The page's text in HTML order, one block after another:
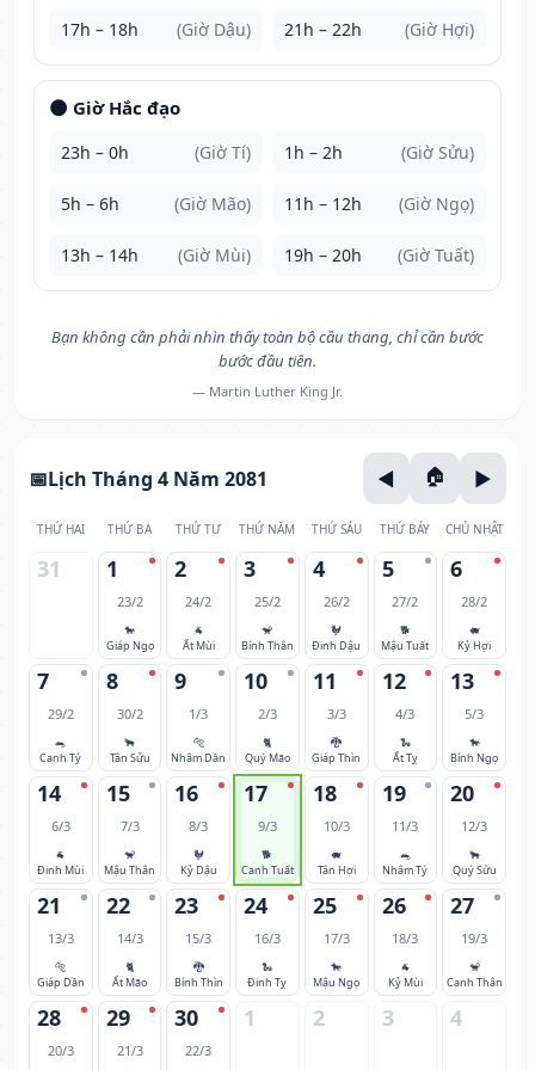
17h – 18h (Giờ Dậu) 21h – 22h (Giờ Hợi)
🌑 Giờ Hắc đạo
23h – 0h (Giờ Tí) 1h – 2h (Giờ Sửu)
5h – 6h (Giờ Mão) 11h – 12h (Giờ Ngọ)
13h – 14h (Giờ Mùi) 19h – 20h (Giờ Tuất)
Bạn không cần phải nhìn thấy toàn bộ cầu thang, chỉ cần bước
bước đầu tiên.
— Martin Luther King Jr.
Lịch Tháng 4 Năm 2081
THỨ HAI THỨ BA THỨ TƯ THỨ NĂM THỨ SÁU THỨ BẢY CHỦ NHẬT
31 1
23/2
🐎
Giáp Ngọ
2
24/2
🐐
Ất Mùi
3
25/2
🐒
Bính Thân
4
26/2
🐓
Đinh Dậu
5
27/2
🐕
Mậu Tuất
6
28/2
🐖
Kỷ Hợi
7
29/2
🐀
Canh Tý
8
30/2
🐂
Tân Sửu
9
1/3
🐅
Nhâm Dần
10
2/3
🐈
Quý Mão
11
3/3
🐉
Giáp Thìn
12
4/3
🐍
Ất Tỵ
13
5/3
🐎
Bính Ngọ
14
6/3
🐐
Đinh Mùi
15
7/3
🐒
Mậu Thân
16
8/3
🐓
Kỷ Dậu
17
9/3
🐕
Canh Tuất
18
10/3
🐖
Tân Hợi
19
11/3
🐀
Nhâm Tý
20
12/3
🐂
Quý Sửu
21
13/3
🐅
Giáp Dần
22
14/3
🐈
Ất Mão
23
15/3
🐉
Bính Thìn
24
16/3
🐍
Đinh Tỵ
25
17/3
🐎
Mậu Ngọ
26
18/3
🐐
Kỷ Mùi
27
19/3
🐒
Canh Thân
28
20/3
29
21/3
30
22/3
1 2 3 4